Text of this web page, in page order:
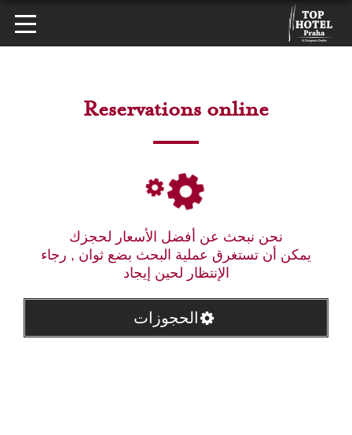
Reservations online
نحن نبحث عن أفضل الأسعار لحجزك
يمكن أن تستغرق عملية البحث بضع ثوان , رجاء
الإنتظار لحين إيجاد
الحجوزات